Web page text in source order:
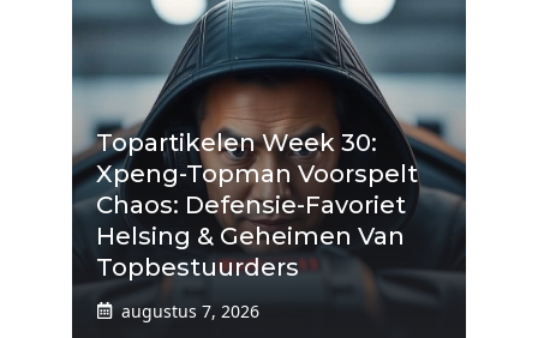
Topartikelen Week 30:
Xpeng-Topman Voorspelt
Chaos: Defensie-Favoriet
Helsing & Geheimen Van
Topbestuurders
augustus 7, 2026